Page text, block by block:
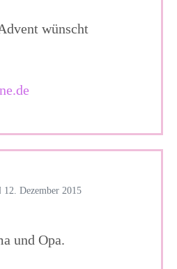
wünscht
12. Dezember 2015
und Opa.